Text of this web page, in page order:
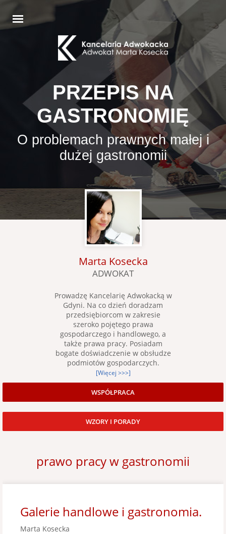
PRZEPIS NA
GASTRONOMIĘ
O problemach prawnych małej i
dużej gastronomii
Marta Kosecka
ADWOKAT
Prowadzę Kancelarię Adwokacką w
Gdyni. Na co dzień doradzam
przedsiębiorcom w zakresie
szeroko pojętego prawa
gospodarczego i handlowego, a
także prawa pracy. Posiadam
bogate doświadczenie w obsłudze
podmiotów gospodarczych.
[Więcej >>>]
WSPÓŁPRACA
WZORY I PORADY
prawo pracy w gastronomii
Galerie handlowe i gastronomia.
Marta Kosecka